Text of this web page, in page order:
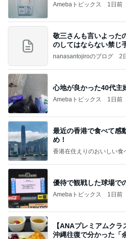
Amebaトピックス 1日前
敬三さんも言いよった
のしてはならない禁じ
のよ
nanasantojiroのブログ 2
心地が良かった40代主
Amebaトピックス 1日前
最近の香港で食べて感
め！
香港在住えりのおいしい食
優待で観戦した球場で
Amebaトピックス 1日前
【ANAプレミアムク
沖縄往復で分かった「